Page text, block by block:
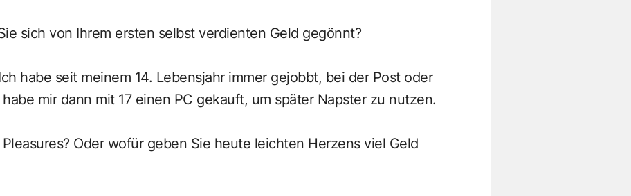
sich von Ihrem ersten selbst verdienten Geld gegönnt?
habe seit meinem 14. Lebensjahr immer gejobbt, bei der Post oder
mir dann mit 17 einen PC gekauft, um später Napster zu nutzen.
Pleasures? Oder wofür geben Sie heute leichten Herzens viel Geld